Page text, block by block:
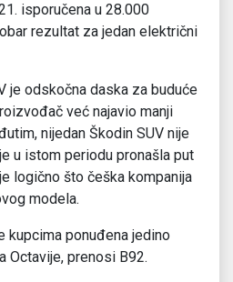
isporučena u 28.000
rezultat za jedan električni
je odskočna daska za buduće
već najavio manji
nijedan Škodin SUV nije
u istom periodu pronašla put
logično što češka kompanija
modela.
kupcima ponuđena jedino
Octavije, prenosi B92.